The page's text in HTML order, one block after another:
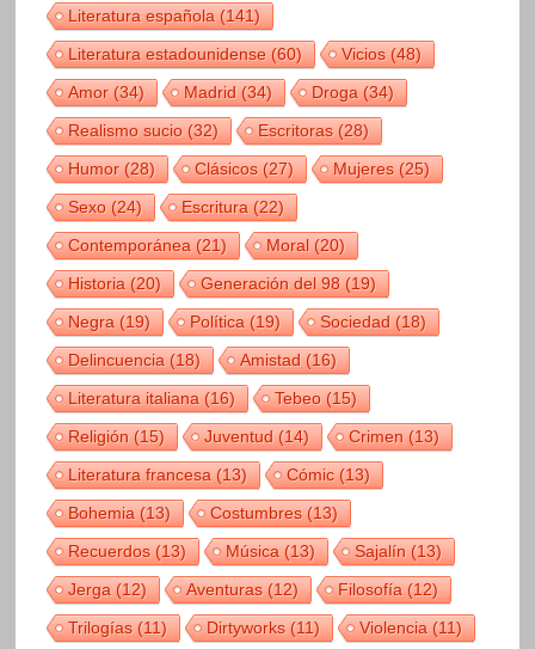
Literatura española(141)
Literatura estadounidense(60) Vicios(48)
Amor(34) Madrid(34) Droga(34)
Realismo sucio(32) Escritoras(28)
Humor(28) Clásicos(27) Mujeres(25)
Sexo(24) Escritura(22)
Contemporánea(21) Moral(20)
Historia(20) Generación del 98(19)
Negra(19) Política(19) Sociedad(18)
Delincuencia(18) Amistad(16)
Literatura italiana(16) Tebeo(15)
Religión(15) Juventud(14) Crimen(13)
Literatura francesa(13) Cómic(13)
Bohemia(13) Costumbres(13)
Recuerdos(13) Música(13) Sajalín(13)
Jerga(12) Aventuras(12) Filosofía(12)
Trilogías(11) Dirtyworks(11) Violencia(11)